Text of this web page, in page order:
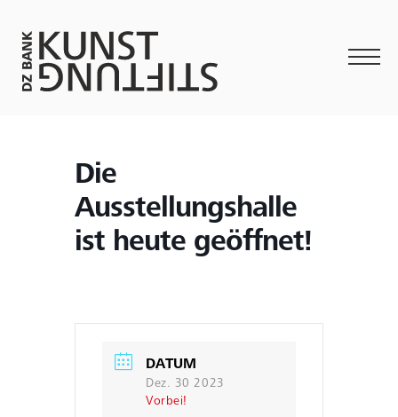
Die
Ausstellungshalle
ist heute geöffnet!
DATUM
Dez. 30 2023
Vorbei!